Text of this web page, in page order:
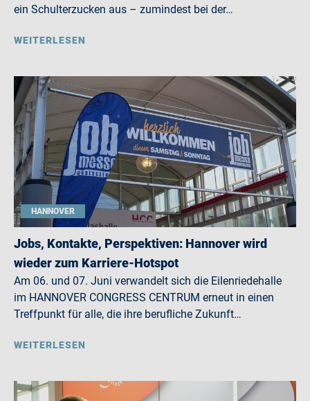
ein Schulterzucken aus – zumindest bei der…
WEITERLESEN
HANNOVER
Jobs, Kontakte, Perspektiven: Hannover wird
wieder zum Karriere-Hotspot
Am 06. und 07. Juni verwandelt sich die Eilenriedehalle
im HANNOVER CONGRESS CENTRUM erneut in einen
Treffpunkt für alle, die ihre berufliche Zukunft…
WEITERLESEN